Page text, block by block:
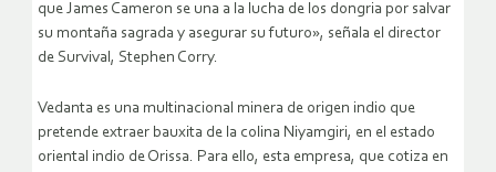
que James Cameron se una a la lucha de los dongria por salvar
su montaña sagrada y asegurar su futuro», señala el director
de Survival, Stephen Corry.
Vedanta es una multinacional minera de origen indio que
pretende extraer bauxita de la colina Niyamgiri, en el estado
oriental indio de Orissa. Para ello, esta empresa, que cotiza en